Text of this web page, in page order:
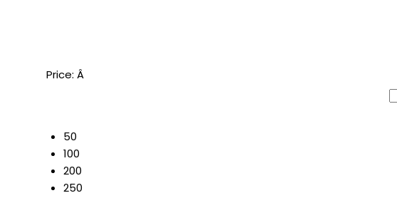
Price: Â
50
100
200
250